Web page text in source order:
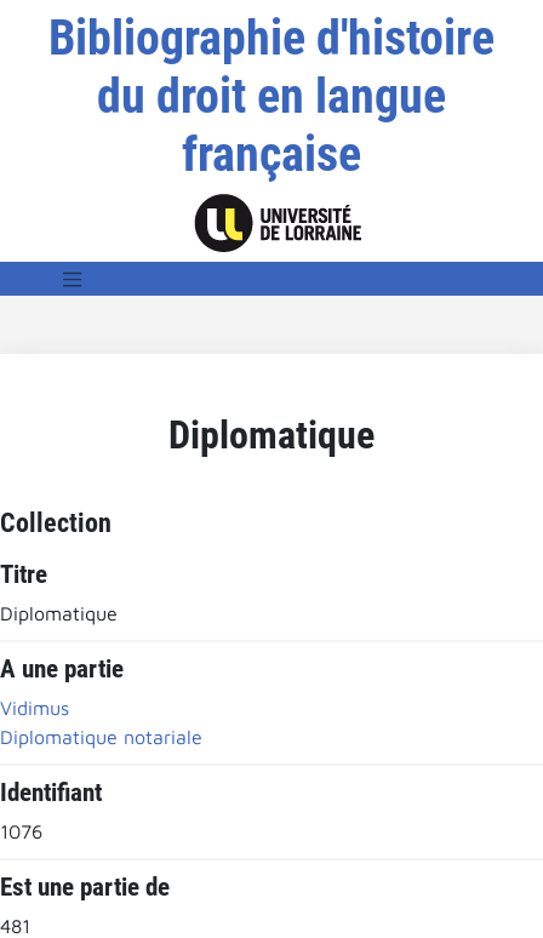
Bibliographie d'histoire
du droit en langue
française
Diplomatique
Collection
Titre
Diplomatique
A une partie
Vidimus
Diplomatique notariale
Identifiant
1076
Est une partie de
481